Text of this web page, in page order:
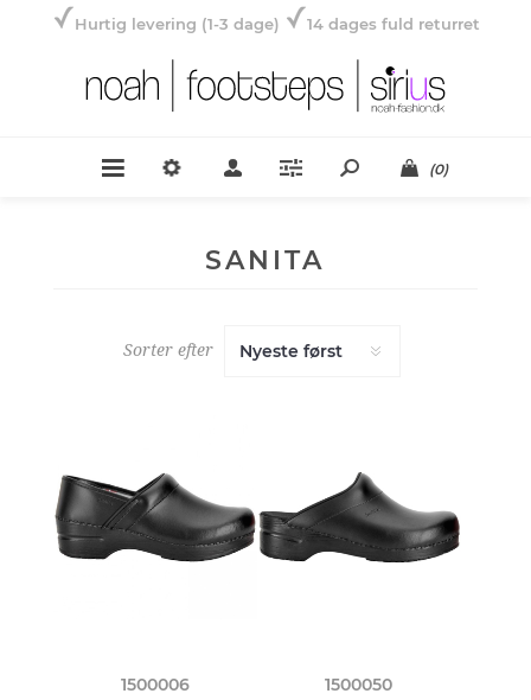
Hurtig levering (1-3 dage) 14 dages fuld returret
(0)
SANITA
Sorter efter
1500006
1500050